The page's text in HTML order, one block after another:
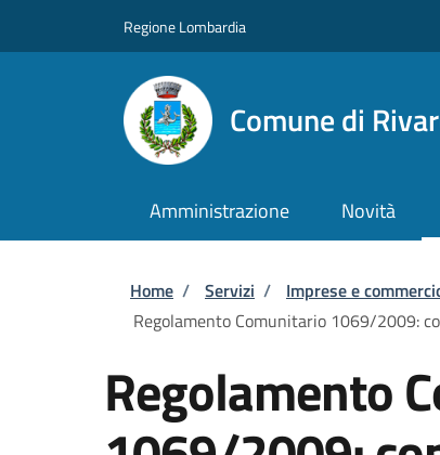
Regione Lombardia
Comune di
Amministrazione Novità
Briciole di pane
Home / Servizi / Imprese e
Regolamento Comunitario 1069/2009:
Regolamento